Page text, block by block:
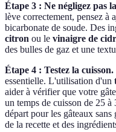
Étape 3 : Ne négligez pas
lève correctement, pensez à
bicarbonate de soude. Des
citron ou le vinaigre de
des bulles de gaz et une
Étape 4 : Testez la cuisson.
essentielle. L'utilisation d'un
aider à vérifier que votre
un temps de cuisson de 25
départ pour les gâteaux
de la recette et des